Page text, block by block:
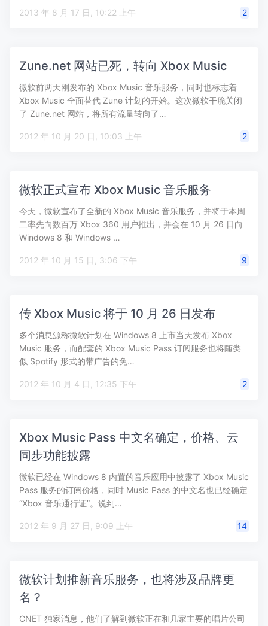
2013 年 8 月 17 日, 10:22 上午 2
Zune.net 网站已死，转向 Xbox Music
微软前两天刚发布的 Xbox Music 音乐服务，同时也标志着
Xbox Music 全面替代 Zune 计划的开始。这次微软干脆关闭
了 Zune.net 网站，将所有流量转向了…
2012 年 10 月 20 日, 10:03 上午 2
微软正式宣布 Xbox Music 音乐服务
今天，微软宣布了全新的 Xbox Music 音乐服务，并将于本周
二率先向数百万 Xbox 360 用户推出，并会在 10 月 26 日向
Windows 8 和 Windows …
2012 年 10 月 15 日, 3:06 下午 9
传 Xbox Music 将于 10 月 26 日发布
多个消息源称微软计划在 Windows 8 上市当天发布 Xbox
Music 服务，而配套的 Xbox Music Pass 订阅服务也将随类
似 Spotify 形式的带广告的免…
2012 年 10 月 4 日, 12:35 下午 2
Xbox Music Pass 中文名确定，价格、云
同步功能披露
微软已经在 Windows 8 内置的音乐应用中披露了 Xbox Music
Pass 服务的订阅价格，同时 Music Pass 的中文名也已经确定
“Xbox 音乐通行证”。说到…
2012 年 9 月 27 日, 9:09 上午 14
微软计划推新音乐服务，也将涉及品牌更
名？
CNET 独家消息，他们了解到微软正在和几家主要的唱片公司